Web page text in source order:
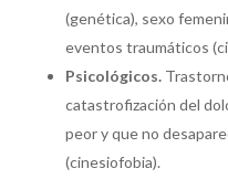
(genética), sexo
eventos traumáticos
Psicológicos.
catastrofización del
peor y que no
(cinesiofobia).